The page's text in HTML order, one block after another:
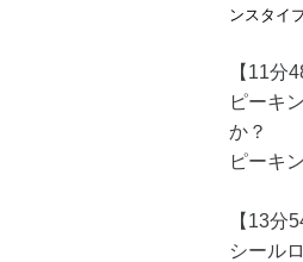
ンスタイ
【11分
ピーキ
か？
ピーキ
【13分
シール